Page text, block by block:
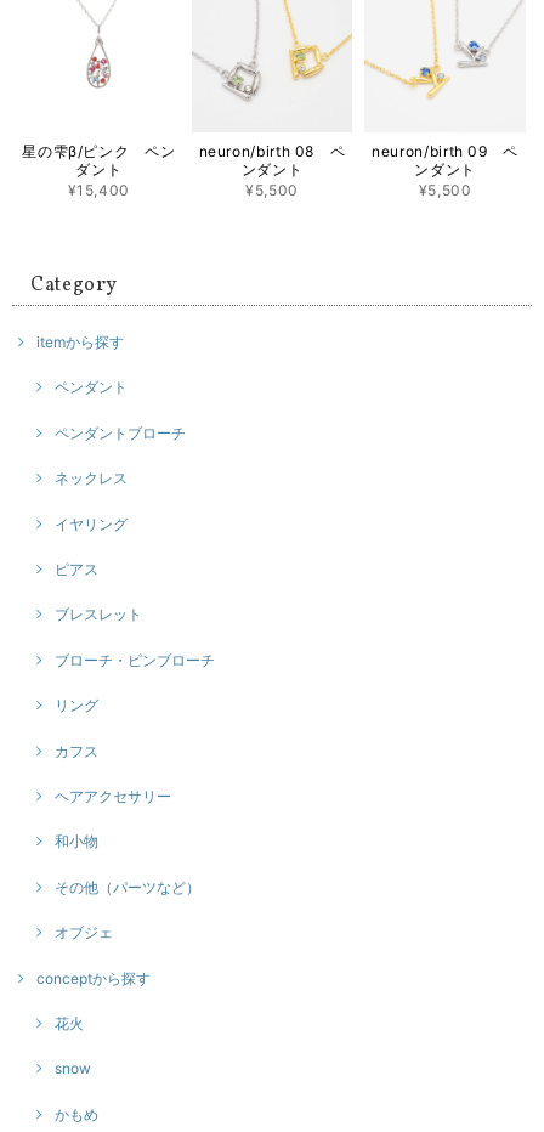
星の雫β/ピンク ペン
ダント
¥15,400
neuron/birth 08 ペ
ンダント
¥5,500
neuron/birth 09 ペ
ンダント
¥5,500
Category
itemから探す
ペンダント
ペンダントブローチ
ネックレス
イヤリング
ピアス
ブレスレット
ブローチ・ピンブローチ
リング
カフス
ヘアアクセサリー
和小物
その他（パーツなど）
オブジェ
conceptから探す
花火
snow
かもめ